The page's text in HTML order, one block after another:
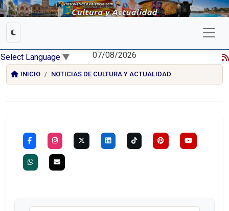
Select Language ▼ 07/08/2026
INICIO NOTICIAS DE CULTURA Y ACTUALIDAD